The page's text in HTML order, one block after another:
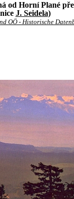
od Horní Plané
J. Seidela)
OÖ - Historische